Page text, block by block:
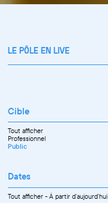
LE PÔLE EN LIVE
Cible
Tout afficher
Professionnel
Public
Dates
Tout afficher-À partir d'aujourd'hui